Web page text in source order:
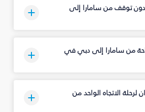
توقف من سامارا إلى
من سامارا إلى دبي في
لرحلة الاتجاه الواحد من